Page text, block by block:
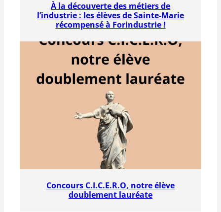
À la découverte des métiers de
l’industrie : les élèves de Sainte-Marie
récompensé à Forindustrie !
Concours C.I.C.E.R.O, notre élève
doublement lauréate